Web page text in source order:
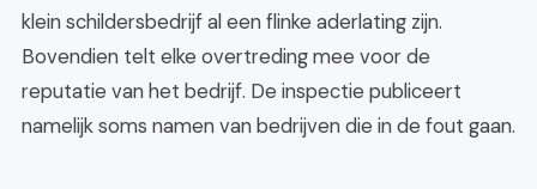
klein schildersbedrijf al een flinke aderlating zijn.
Bovendien telt elke overtreding mee voor de
reputatie van het bedrijf. De inspectie publiceert
namelijk soms namen van bedrijven die in de fout gaan.